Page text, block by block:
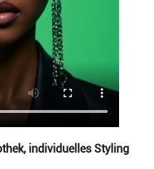
individuelles Styling